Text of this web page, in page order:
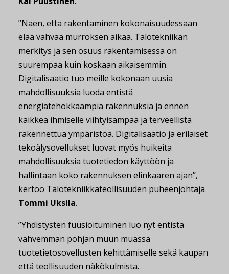
”Näen, että rakentaminen kokonaisuudessaan
elää vahvaa murroksen aikaa. Talotekniikan
merkitys ja sen osuus rakentamisessa on
suurempaa kuin koskaan aikaisemmin.
Digitalisaatio tuo meille kokonaan uusia
mahdollisuuksia luoda entistä
energiatehokkaampia rakennuksia ja ennen
kaikkea ihmiselle viihtyisämpää ja terveellistä
rakennettua ympäristöä. Digitalisaatio ja erilaiset
tekoälysovellukset luovat myös huikeita
mahdollisuuksia tuotetiedon käyttöön ja
hallintaan koko rakennuksen elinkaaren ajan”,
kertoo Talotekniikkateollisuuden puheenjohtaja
Tommi Uksila.
”Yhdistysten fuusioituminen luo nyt entistä
vahvemman pohjan muun muassa
tuotetietosovellusten kehittämiselle sekä kaupan
että teollisuuden näkökulmista.